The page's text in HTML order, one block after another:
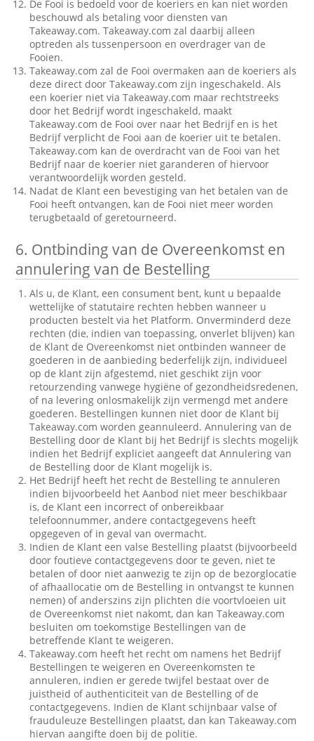
De Fooi is bedoeld voor de koeriers en kan niet worden
beschouwd als betaling voor diensten van
Takeaway.com. Takeaway.com zal daarbij alleen
optreden als tussenpersoon en overdrager van de
Fooien.
Takeaway.com zal de Fooi overmaken aan de koeriers als
deze direct door Takeaway.com zijn ingeschakeld. Als
een koerier niet via Takeaway.com maar rechtstreeks
door het Bedrijf wordt ingeschakeld, maakt
Takeaway.com de Fooi over naar het Bedrijf en is het
Bedrijf verplicht de Fooi aan de koerier uit te betalen.
Takeaway.com kan de overdracht van de Fooi van het
Bedrijf naar de koerier niet garanderen of hiervoor
verantwoordelijk worden gesteld.
Nadat de Klant een bevestiging van het betalen van de
Fooi heeft ontvangen, kan de Fooi niet meer worden
terugbetaald of geretourneerd.
6. Ontbinding van de Overeenkomst en
annulering van de Bestelling
Als u, de Klant, een consument bent, kunt u bepaalde
wettelijke of statutaire rechten hebben wanneer u
producten bestelt via het Platform. Onverminderd deze
rechten (die, indien van toepassing, onverlet blijven) kan
de Klant de Overeenkomst niet ontbinden wanneer de
goederen in de aanbieding bederfelijk zijn, individueel
op de klant zijn afgestemd, niet geschikt zijn voor
retourzending vanwege hygiëne of gezondheidsredenen,
of na levering onlosmakelijk zijn vermengd met andere
goederen. Bestellingen kunnen niet door de Klant bij
Takeaway.com worden geannuleerd. Annulering van de
Bestelling door de Klant bij het Bedrijf is slechts mogelijk
indien het Bedrijf expliciet aangeeft dat Annulering van
de Bestelling door de Klant mogelijk is.
Het Bedrijf heeft het recht de Bestelling te annuleren
indien bijvoorbeeld het Aanbod niet meer beschikbaar
is, de Klant een incorrect of onbereikbaar
telefoonnummer, andere contactgegevens heeft
opgegeven of in geval van overmacht.
Indien de Klant een valse Bestelling plaatst (bijvoorbeeld
door foutieve contactgegevens door te geven, niet te
betalen of door niet aanwezig te zijn op de bezorglocatie
of afhaallocatie om de Bestelling in ontvangst te kunnen
nemen) of anderszins zijn plichten die voortvloeien uit
de Overeenkomst niet nakomt, dan kan Takeaway.com
besluiten om toekomstige Bestellingen van de
betreffende Klant te weigeren.
Takeaway.com heeft het recht om namens het Bedrijf
Bestellingen te weigeren en Overeenkomsten te
annuleren, indien er gerede twijfel bestaat over de
juistheid of authenticiteit van de Bestelling of de
contactgegevens. Indien de Klant schijnbaar valse of
frauduleuze Bestellingen plaatst, dan kan Takeaway.com
hiervan aangifte doen bij de politie.